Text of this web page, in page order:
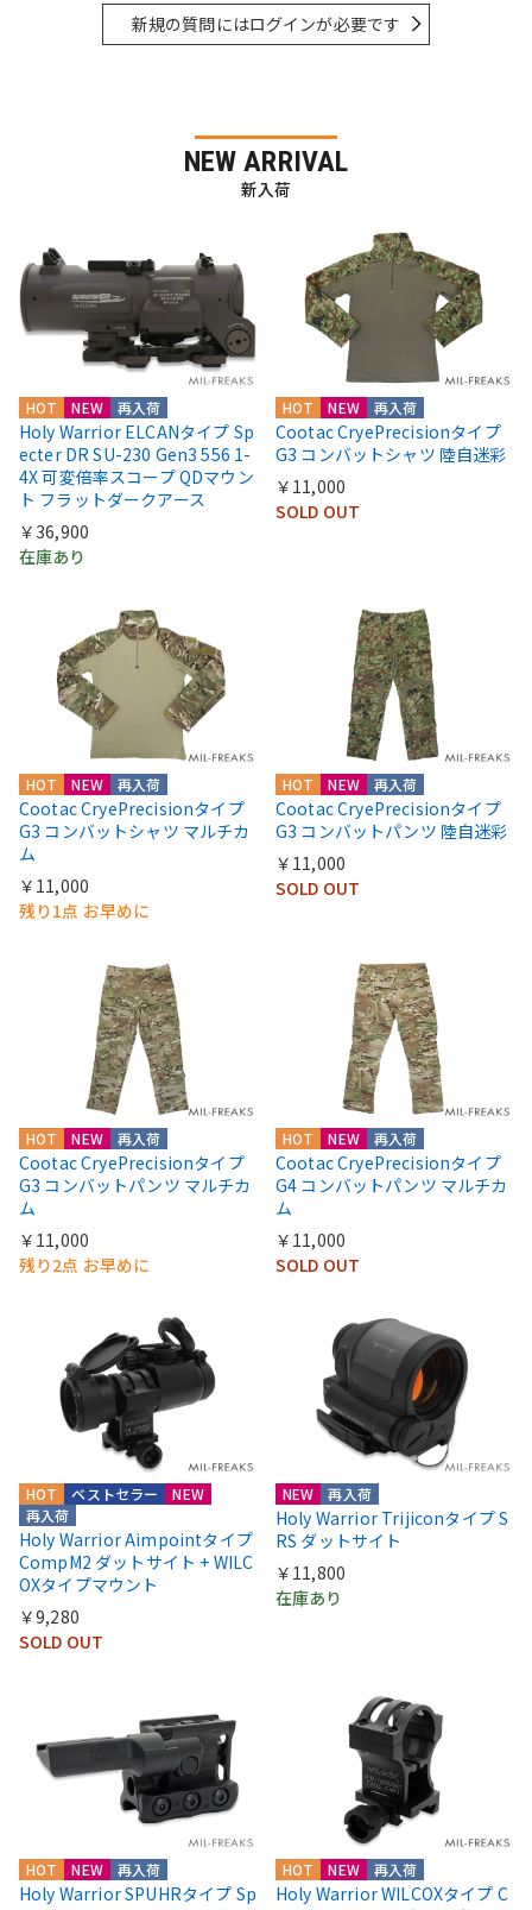
新規の質問にはログインが必要です
NEW ARRIVAL
新入荷
HOT NEW 再入荷
Holy Warrior ELCANタイプ Sp
ecter DR SU-230 Gen3 556 1-
4X 可変倍率スコープ QDマウン
ト フラットダークアース
￥36,900
在庫あり
HOT NEW 再入荷
Cootac CryePrecisionタイプ
G3 コンバットシャツ 陸自迷彩
￥11,000
SOLD OUT
HOT NEW 再入荷
Cootac CryePrecisionタイプ
G3 コンバットシャツ マルチカ
ム
￥11,000
残り1点 お早めに
HOT NEW 再入荷
Cootac CryePrecisionタイプ
G3 コンバットパンツ 陸自迷彩
￥11,000
SOLD OUT
HOT NEW 再入荷
Cootac CryePrecisionタイプ
G3 コンバットパンツ マルチカ
ム
￥11,000
残り2点 お早めに
HOT NEW 再入荷
Cootac CryePrecisionタイプ
G4 コンバットパンツ マルチカ
ム
￥11,000
SOLD OUT
HOT
NEW
再入荷
ベストセラー
Holy Warrior Aimpointタイプ
CompM2 ダットサイト + WILC
OXタイプマウント
￥9,280
SOLD OUT
NEW 再入荷
Holy Warrior Trijiconタイプ S
RS ダットサイト
￥11,800
在庫あり
HOT NEW 再入荷
Holy Warrior SPUHRタイプ Sp
HOT NEW 再入荷
Holy Warrior WILCOXタイプ C